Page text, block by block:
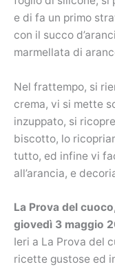
e di fa un primo
con il succo
marmellata di
Nel frattempo, si
crema, vi si mette
inzuppato, si
biscotto, lo
tutto, ed infine vi
all’arancia, e
La Prova del
giovedì 3 maggio
Ieri a La Prova del
ricette gustose ed